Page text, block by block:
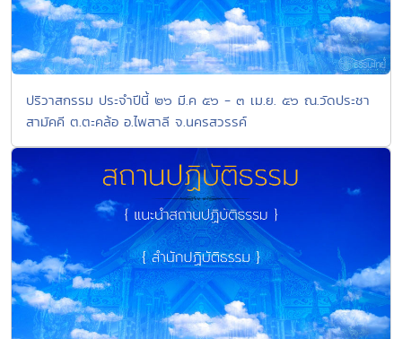
ปริวาสกรรม ประจำปีนี้ ๒๖ มี.ค ๕๖ - ๓ เม.ย. ๕๖ ณ.วัดประชา
สามัคคี ต.ตะคล้อ อ.ไพสาลี จ.นครสวรรค์